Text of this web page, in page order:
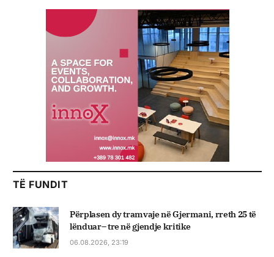
TË FUNDIT
Përplasen dy tramvaje në Gjermani, rreth 25 të
lënduar– tre në gjendje kritike
06.08.2026, 23:19